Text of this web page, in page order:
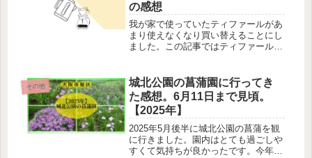
の感想
我が家で使っていたティファールがあ
まり使えなくなり買い替えることにし
ました。この記事ではティファールの
や転倒しても安全なものまでありま
す。選ぶことは難しいのが正直な感想
です。
その他
城北公園の菖蒲園に行ってき
た感想。6月11日まで見頃。
【2025年】
2025年5月後半に城北公園の菖蒲を観
に行きました。園内はとても過ごしや
すくて気持ちが良かったです。今年は